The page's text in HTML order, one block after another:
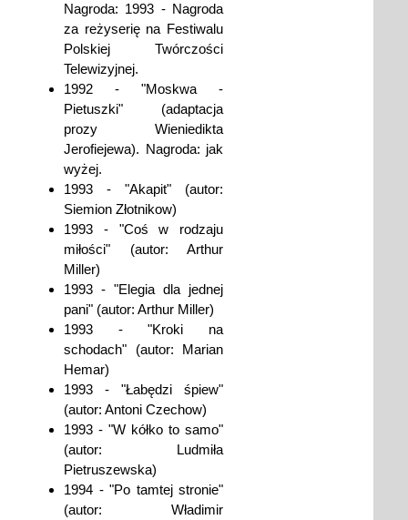
Nagroda: 1993 - Nagroda
za reżyserię na Festiwalu
Polskiej Twórczości
Telewizyjnej.
1992 - "Moskwa -
Pietuszki" (adaptacja
prozy Wieniedikta
Jerofiejewa). Nagroda: jak
wyżej.
1993 - "Akapit" (autor:
Siemion Złotnikow)
1993 - "Coś w rodzaju
miłości" (autor: Arthur
Miller)
1993 - "Elegia dla jednej
pani" (autor: Arthur Miller)
1993 - "Kroki na
schodach" (autor: Marian
Hemar)
1993 - "Łabędzi śpiew"
(autor: Antoni Czechow)
1993 - "W kółko to samo"
(autor: Ludmiła
Pietruszewska)
1994 - "Po tamtej stronie"
(autor: Władimir